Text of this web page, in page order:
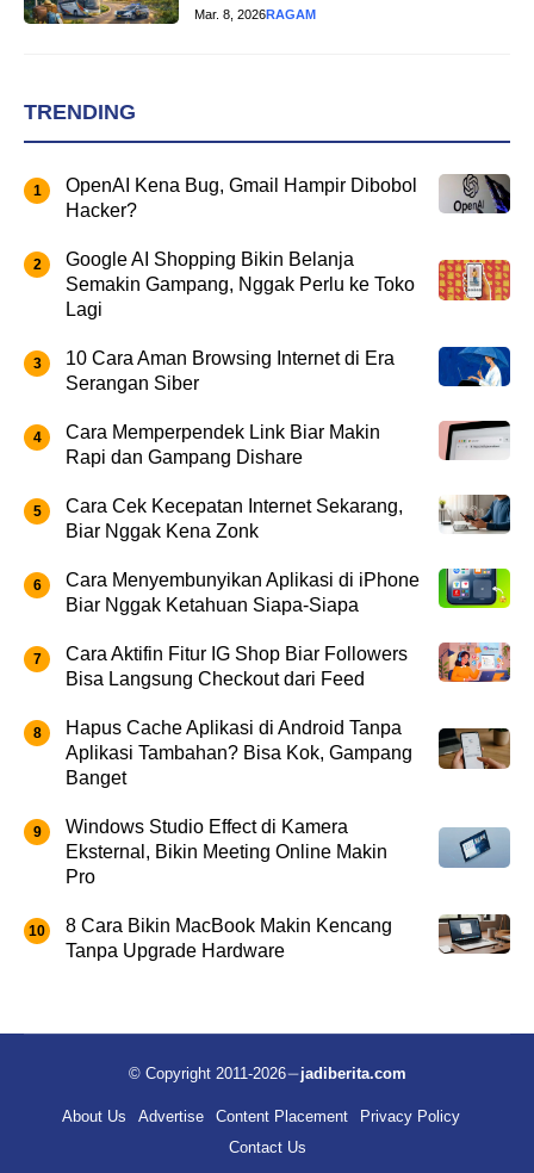
Mar. 8, 2026RAGAM
TRENDING
OpenAI Kena Bug, Gmail Hampir Dibobol
Hacker?
Google AI Shopping Bikin Belanja
Semakin Gampang, Nggak Perlu ke Toko
Lagi
10 Cara Aman Browsing Internet di Era
Serangan Siber
Cara Memperpendek Link Biar Makin
Rapi dan Gampang Dishare
Cara Cek Kecepatan Internet Sekarang,
Biar Nggak Kena Zonk
Cara Menyembunyikan Aplikasi di iPhone
Biar Nggak Ketahuan Siapa-Siapa
Cara Aktifin Fitur IG Shop Biar Followers
Bisa Langsung Checkout dari Feed
Hapus Cache Aplikasi di Android Tanpa
Aplikasi Tambahan? Bisa Kok, Gampang
Banget
Windows Studio Effect di Kamera
Eksternal, Bikin Meeting Online Makin
Pro
8 Cara Bikin MacBook Makin Kencang
Tanpa Upgrade Hardware
© Copyright 2011-2026 jadiberita.com
About Us Advertise Content Placement
Privacy Policy
Contact Us